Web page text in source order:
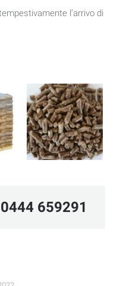
l’arrivo di
659291